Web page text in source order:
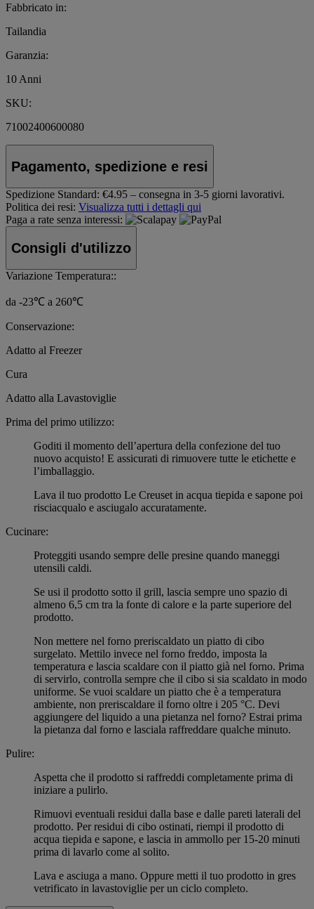
Fabbricato in:
Tailandia
Garanzia:
10 Anni
SKU:
71002400600080
Pagamento, spedizione e resi
Spedizione Standard: €4.95 – consegna in 3-5 giorni lavorativi.
Politica dei resi: Visualizza tutti i dettagli qui
Paga a rate senza interessi:
Consigli d'utilizzo
Variazione Temperatura::
da -23℃ a 260℃
Conservazione:
Adatto al Freezer
Cura
Adatto alla Lavastoviglie
Prima del primo utilizzo:
Goditi il momento dell’apertura della confezione del tuo
nuovo acquisto! E assicurati di rimuovere tutte le etichette e
l’imballaggio.
Lava il tuo prodotto Le Creuset in acqua tiepida e sapone poi
risciacqualo e asciugalo accuratamente.
Cucinare:
Proteggiti usando sempre delle presine quando maneggi
utensili caldi.
Se usi il prodotto sotto il grill, lascia sempre uno spazio di
almeno 6,5 cm tra la fonte di calore e la parte superiore del
prodotto.
Non mettere nel forno preriscaldato un piatto di cibo
surgelato. Mettilo invece nel forno freddo, imposta la
temperatura e lascia scaldare con il piatto già nel forno. Prima
di servirlo, controlla sempre che il cibo si sia scaldato in modo
uniforme. Se vuoi scaldare un piatto che è a temperatura
ambiente, non preriscaldare il forno oltre i 205 °C. Devi
aggiungere del liquido a una pietanza nel forno? Estrai prima
la pietanza dal forno e lasciala raffreddare qualche minuto.
Pulire:
Aspetta che il prodotto si raffreddi completamente prima di
iniziare a pulirlo.
Rimuovi eventuali residui dalla base e dalle pareti laterali del
prodotto. Per residui di cibo ostinati, riempi il prodotto di
acqua tiepida e sapone, e lascia in ammollo per 15-20 minuti
prima di lavarlo come al solito.
Lava e asciuga a mano. Oppure metti il tuo prodotto in gres
vetrificato in lavastoviglie per un ciclo completo.